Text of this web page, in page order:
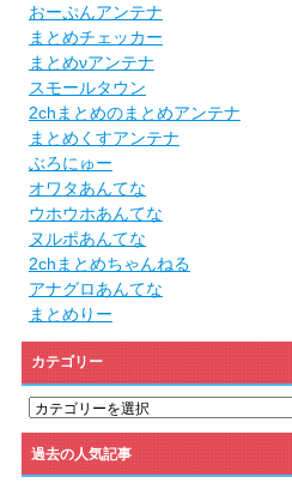
おーぷんアンテナ
まとめチェッカー
まとめνアンテナ
スモールタウン
2chまとめのまとめアンテナ
まとめくすアンテナ
ぶろにゅー
オワタあんてな
ウホウホあんてな
ヌルポあんてな
2chまとめちゃんねる
アナグロあんてな
まとめりー
カテゴリー
カ
ゴ
リ
過去の人気記事